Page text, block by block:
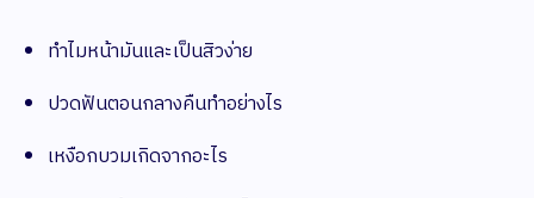
ทำไมหน้ามันและเป็นสิวง่าย
ปวดฟันตอนกลางคืนทำอย่างไร
เหงือกบวมเกิดจากอะไร